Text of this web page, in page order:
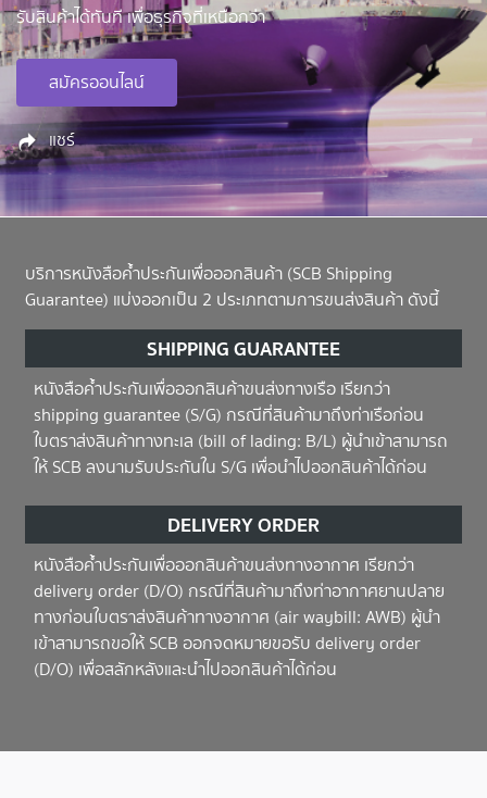
รับสินค้าได้ทันที เพื่อธุรกิจที่เหนือกว่า
สมัครออนไลน์
แชร์
บริการหนังสือค้ำประกันเพื่อออกสินค้า (SCB Shipping
Guarantee) แบ่งออกเป็น 2 ประเภทตามการขนส่งสินค้า ดังนี้
SHIPPING GUARANTEE
หนังสือค้ำประกันเพื่อออกสินค้าขนส่งทางเรือ เรียกว่า
shipping guarantee (S/G) กรณีที่สินค้ามาถึงท่าเรือก่อน
ใบตราส่งสินค้าทางทะเล (bill of lading: B/L) ผู้นำเข้าสามารถ
ให้ SCB ลงนามรับประกันใน S/G เพื่อนำไปออกสินค้าได้ก่อน
DELIVERY ORDER
หนังสือค้ำประกันเพื่อออกสินค้าขนส่งทางอากาศ เรียกว่า
delivery order (D/O) กรณีที่สินค้ามาถึงท่าอากาศยานปลาย
ทางก่อนใบตราส่งสินค้าทางอากาศ (air waybill: AWB) ผู้นำ
เข้าสามารถขอให้ SCB ออกจดหมายขอรับ delivery order
(D/O) เพื่อสลักหลังและนำไปออกสินค้าได้ก่อน